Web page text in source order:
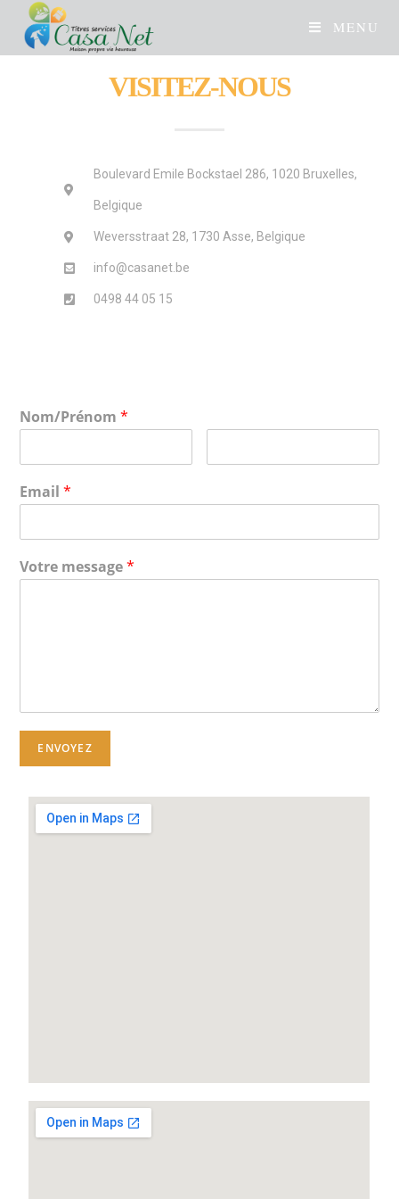
MENU
VISITEZ-NOUS
Boulevard Emile Bockstael 286, 1020 Bruxelles,
Belgique
Weversstraat 28, 1730 Asse, Belgique
info@casanet.be
0498 44 05 15
Nom/Prénom*
Email*
Votre message*
ENVOYEZ